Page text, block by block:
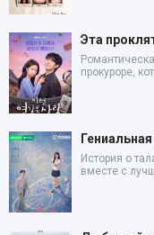
Эта
прокуроре,
История о
вместе с